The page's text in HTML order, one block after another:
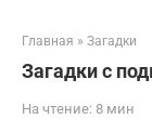
Главная » Загадки
Загадки с
На чтение: 8 мин